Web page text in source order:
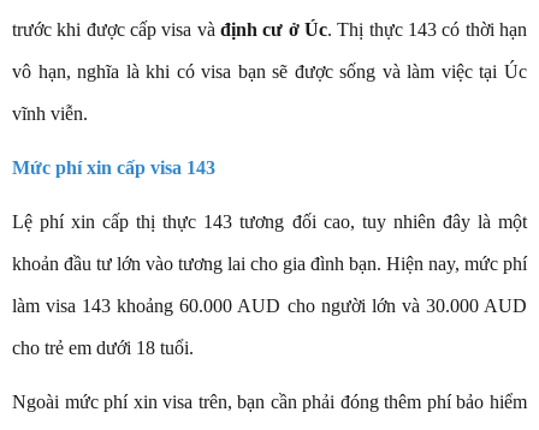
trước khi được cấp visa và định cư ở Úc. Thị thực 143 có thời hạn
vô hạn, nghĩa là khi có visa bạn sẽ được sống và làm việc tại Úc
vĩnh viễn.
Mức phí xin cấp visa 143
Lệ phí xin cấp thị thực 143 tương đối cao, tuy nhiên đây là một
khoản đầu tư lớn vào tương lai cho gia đình bạn. Hiện nay, mức phí
làm visa 143 khoảng 60.000 AUD cho người lớn và 30.000 AUD
cho trẻ em dưới 18 tuổi.
Ngoài mức phí xin visa trên, bạn cần phải đóng thêm phí bảo hiểm